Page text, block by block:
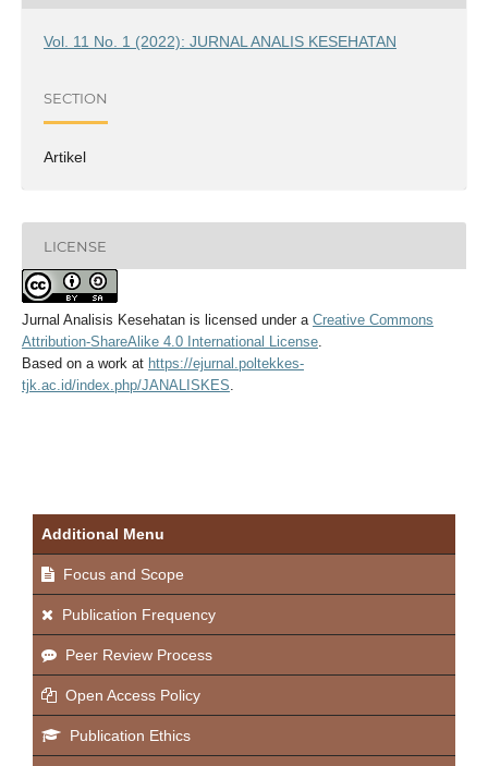
Vol. 11 No. 1 (2022): JURNAL ANALIS KESEHATAN
SECTION
Artikel
LICENSE
Jurnal Analisis Kesehatanis licensed under a Creative Commons
Attribution-ShareAlike 4.0 International License.
Based on a work at https://ejurnal.poltekkes-
tjk.ac.id/index.php/JANALISKES.
Additional Menu
Focus and Scope
Publication Frequency
Peer Review Process
Open Access Policy
Publication Ethics